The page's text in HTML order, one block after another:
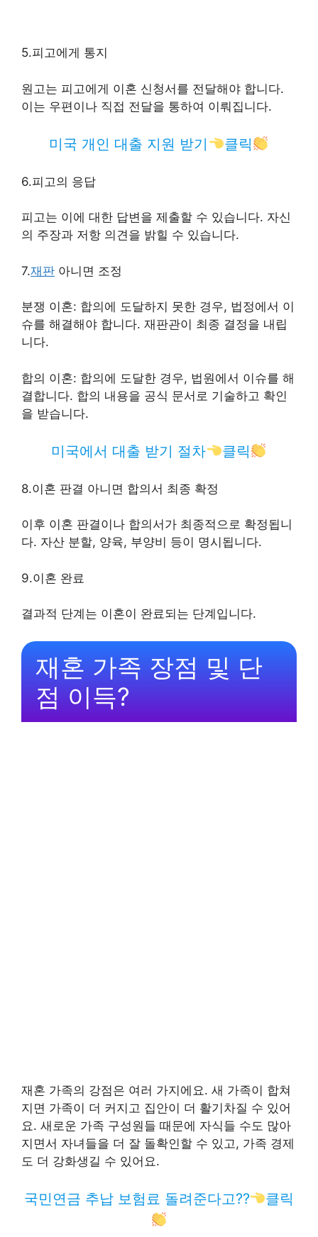
5.피고에게 통지
원고는 피고에게 이혼 신청서를 전달해야 합니다.
이는 우편이나 직접 전달을 통하여 이뤄집니다.
미국 개인 대출 지원 받기 클릭
6.피고의 응답
피고는 이에 대한 답변을 제출할 수 있습니다. 자신
의 주장과 저항 의견을 밝힐 수 있습니다.
7.재판 아니면 조정
분쟁 이혼: 합의에 도달하지 못한 경우, 법정에서 이
슈를 해결해야 합니다. 재판관이 최종 결정을 내립
니다.
합의 이혼: 합의에 도달한 경우, 법원에서 이슈를 해
결합니다. 합의 내용을 공식 문서로 기술하고 확인
을 받습니다.
미국에서 대출 받기 절차 클릭
8.이혼 판결 아니면 합의서 최종 확정
이후 이혼 판결이나 합의서가 최종적으로 확정됩니
다. 자산 분할, 양육, 부양비 등이 명시됩니다.
9.이혼 완료
결과적 단계는 이혼이 완료되는 단계입니다.
재혼 가족 장점 및 단
점 이득?
재혼 가족의 강점은 여러 가지에요. 새 가족이 합쳐
지면 가족이 더 커지고 집안이 더 활기차질 수 있어
요. 새로운 가족 구성원들 때문에 자식들 수도 많아
지면서 자녀들을 더 잘 돌확인할 수 있고, 가족 경제
도 더 강화생길 수 있어요.
국민연금 추납 보험료 돌려준다고?? 클릭